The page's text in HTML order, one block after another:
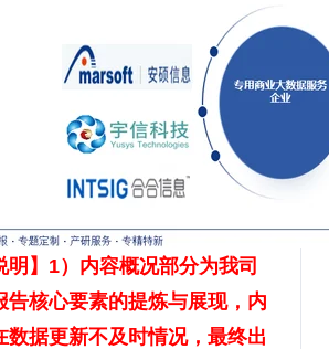
明】1）内容概况部分为我司
告核心要素的提炼与展现，内
数据更新不及时情况，最终出